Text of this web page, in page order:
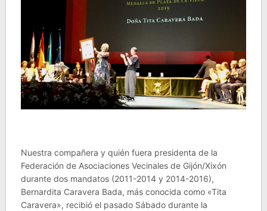
Nuestra compañera y quién fuera presidenta de la
Federación de Asociaciones Vecinales de Gijón/Xixón
durante dos mandatos (2011-2014 y 2014-2016),
Bernardita Caravera Bada, más conocida como «Tita
Caravera», recibió el pasado Sábado durante la